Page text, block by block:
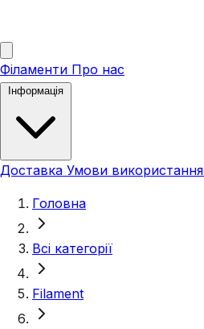
Філаменти Про нас
Доставка Умови використання
Головна
Всі категорії
Filament